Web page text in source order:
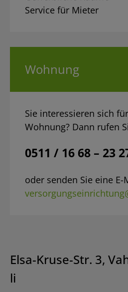
Elsa-Kruse-Str. 3,
li
Service für Mieter
Wohnung
Sie interessieren sich
Wohnung? Dann rufen
0511 / 16 68 – 23
oder senden Sie eine E-